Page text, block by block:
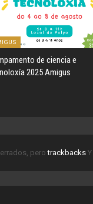
de ciencia e
2025 Amigus
perotrackbacks